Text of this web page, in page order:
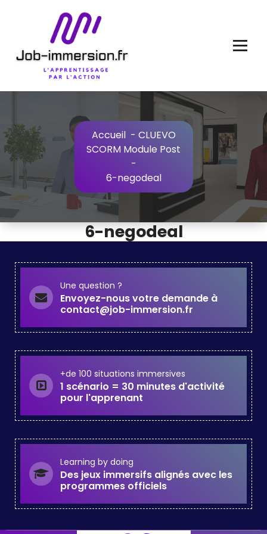
Accueil- CLUEVO
SCORM Module Post
-
6-negodeal
6-negodeal
Une question ?
Envoyez-nous votre demande à
contact@job-immersion.fr
+de 100 situations immersives
1 scénario = 30 minutes d'activité
pour l'apprenant
Learning by doing
Des jeux immersifs alignés avec les
programmes officiels